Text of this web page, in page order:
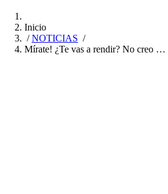
Inicio
/NOTICIAS /
Mírate! ¿Te vas a rendir? No creo …